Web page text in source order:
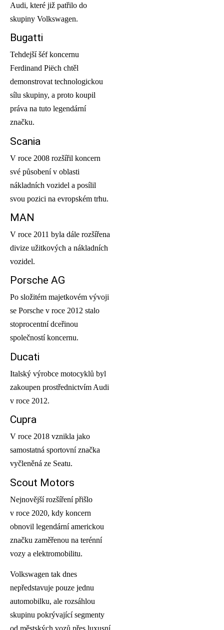
Audi, které již patřilo do
skupiny Volkswagen.
Bugatti
Tehdejší šéf koncernu
Ferdinand Piëch chtěl
demonstrovat technologickou
sílu skupiny, a proto koupil
práva na tuto legendární
značku.
Scania
V roce 2008 rozšířil koncern
své působení v oblasti
nákladních vozidel a posílil
svou pozici na evropském trhu.
MAN
V roce 2011 byla dále rozšířena
divize užitkových a nákladních
vozidel.
Porsche AG
Po složitém majetkovém vývoji
se Porsche v roce 2012 stalo
stoprocentní dceřinou
společností koncernu.
Ducati
Italský výrobce motocyklů byl
zakoupen prostřednictvím Audi
v roce 2012.
Cupra
V roce 2018 vznikla jako
samostatná sportovní značka
vyčleněná ze Seatu.
Scout Motors
Nejnovější rozšíření přišlo
v roce 2020, kdy koncern
obnovil legendární americkou
značku zaměřenou na terénní
vozy a elektromobilitu.
Volkswagen tak dnes
nepředstavuje pouze jednu
automobilku, ale rozsáhlou
skupinu pokrývající segmenty
od městských vozů přes luxusní